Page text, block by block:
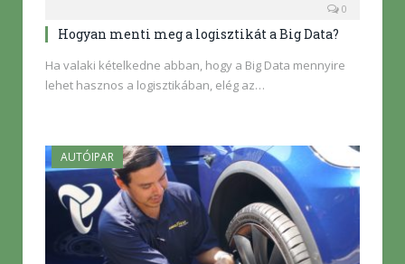
0
Hogyan menti meg a logisztikát a Big Data?
Ha valaki kételkedne abban, hogy a Big Data mennyire
lehet hasznos a logisztikában, elég az…
AUTÓIPAR